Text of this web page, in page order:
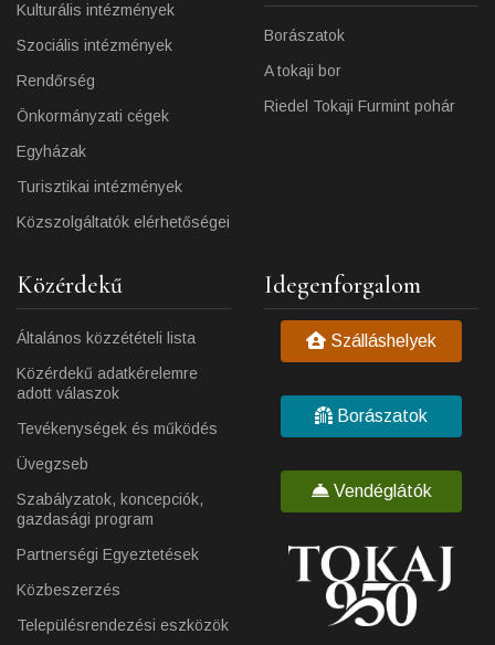
Kulturális intézmények
Szociális intézmények
Rendőrség
Önkormányzati cégek
Egyházak
Turisztikai intézmények
Közszolgáltatók elérhetőségei
Borászatok
A tokaji bor
Riedel Tokaji Furmint pohár
Közérdekű
Általános közzétételi lista
Közérdekű adatkérelemre
adott válaszok
Tevékenységek és működés
Üvegzseb
Szabályzatok, koncepciók,
gazdasági program
Partnerségi Egyeztetések
Közbeszerzés
Településrendezési eszközök
Idegenforgalom
Szálláshelyek
Borászatok
Vendéglátók